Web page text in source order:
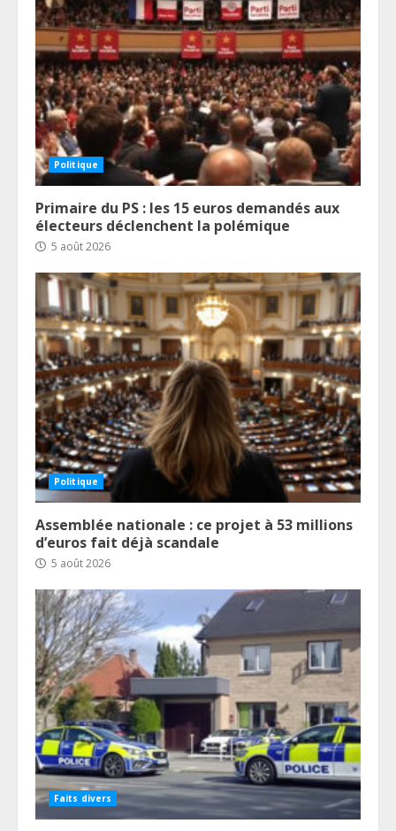
Politique
Primaire du PS : les 15 euros demandés aux
électeurs déclenchent la polémique
5 août 2026
Politique
Assemblée nationale : ce projet à 53 millions
d’euros fait déjà scandale
5 août 2026
Faits divers